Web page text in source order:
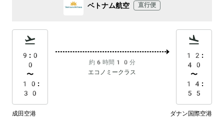
ベトナム航空 直行便
9:0
0
〜
10:
30
約6時間10分
エコノミークラス
12:
40
〜
14:
55
成田空港 ダナン国際空港